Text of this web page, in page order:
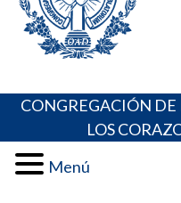
CONGREGACIÓN
LOS
Menú